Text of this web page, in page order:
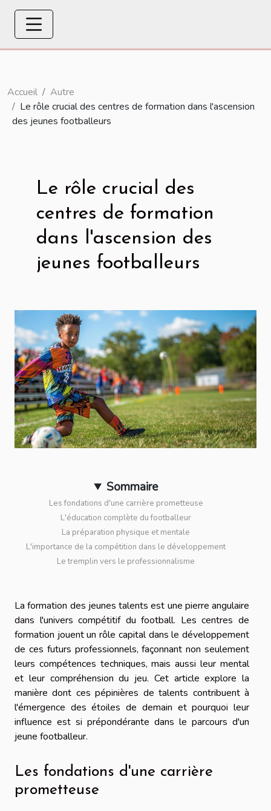
Accueil
Autre
Le rôle crucial des centres de formation dans l'ascension
des jeunes footballeurs
Le rôle crucial des
centres de formation
dans l'ascension des
jeunes footballeurs
Sommaire
Les fondations d'une carrière prometteuse
L'éducation complète du footballeur
La préparation physique et mentale
L'importance de la compétition dans le développement
Le tremplin vers le professionnalisme
La formation des jeunes talents est une pierre angulaire
dans l'univers compétitif du football. Les centres de
formation jouent un rôle capital dans le développement
de ces futurs professionnels, façonnant non seulement
leurs compétences techniques, mais aussi leur mental
et leur compréhension du jeu. Cet article explore la
manière dont ces pépinières de talents contribuent à
l'émergence des étoiles de demain et pourquoi leur
influence est si prépondérante dans le parcours d'un
jeune footballeur.
Les fondations d'une carrière
prometteuse